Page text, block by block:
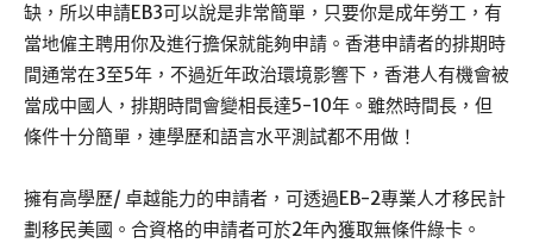
缺，所以申請EB3可以說是非常簡單，只要你是成年勞工，有
當地僱主聘用你及進行擔保就能夠申請。香港申請者的排期時
間通常在3至5年，不過近年政治環境影響下，香港人有機會被
當成中國人，排期時間會變相長達5-10年。雖然時間長，但
條件十分簡單，連學歷和語言水平測試都不用做！
擁有高學歷/ 卓越能力的申請者，可透過EB-2專業人才移民計
劃移民美國。合資格的申請者可於2年內獲取無條件綠卡。